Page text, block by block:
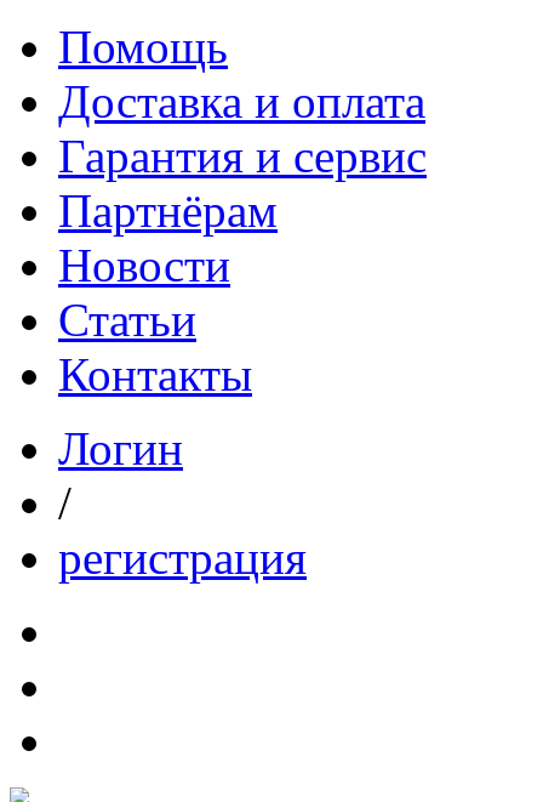
Помощь
Доставка и оплата
Гарантия и сервис
Партнёрам
Новости
Статьи
Контакты
Логин
/
регистрация